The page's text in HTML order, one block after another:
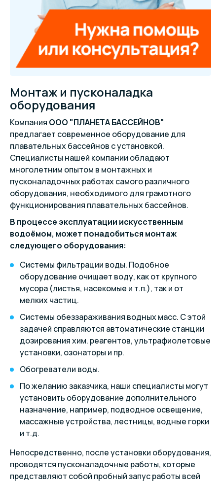
Монтаж и пусконаладка
оборудования
Компания ООО "ПЛАНЕТА БАССЕЙНОВ"
предлагает современное оборудование для
плавательных бассейнов с установкой.
Специалисты нашей компании обладают
многолетним опытом в монтажных и
пусконаладочных работах самого различного
оборудования, необходимого для грамотного
функционирования плавательных бассейнов.
В процессе эксплуатации искусственным
водоёмом, может понадобиться монтаж
следующего оборудования:
Системы фильтрации воды. Подобное
оборудование очищает воду, как от крупного
мусора (листья, насекомые и т.п.), так и от
мелких частиц.
Системы обеззараживания водных масс. С этой
задачей справляются автоматические станции
дозирования хим. реагентов, ультрафиолетовые
установки, озонаторы и пр.
Обогреватели воды.
По желанию заказчика, наши специалисты могут
установить оборудование дополнительного
назначение, например, подводное освещение,
массажные устройства, лестницы, водные горки
и т.д.
Непосредственно, после установки оборудования,
проводятся пусконаладочные работы, которые
представляют собой пробный запус работы всей